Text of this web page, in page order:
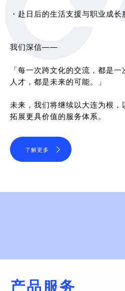
・赴日后的生活支援与职业成长
我们深信——
「每一次跨文化的交流，都是
人才，都是未来的可能。」
未来，我们将继续以大连为根
拓展更具价值的服务体系。
了解更多